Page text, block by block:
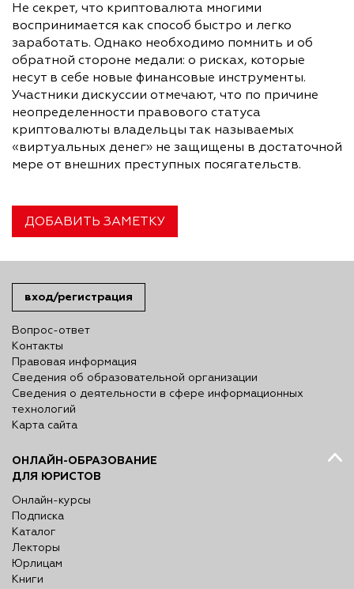
Не секрет, что криптовалюта многими
воспринимается как способ быстро и легко
заработать. Однако необходимо помнить и об
обратной стороне медали: о рисках, которые
несут в себе новые финансовые инструменты.
Участники дискуссии отмечают, что по причине
неопределенности правового статуса
криптовалюты владельцы так называемых
«виртуальных денег» не защищены в достаточной
мере от внешних преступных посягательств.
ДОБАВИТЬ ЗАМЕТКУ
вход/регистрация
Вопрос-ответ
Контакты
Правовая информация
Сведения об образовательной организации
Сведения о деятельности в сфере информационных
технологий
Карта сайта
ОНЛАЙН-ОБРАЗОВАНИЕ
ДЛЯ ЮРИСТОВ
Онлайн-курсы
Подписка
Каталог
Лекторы
Юрлицам
Книги